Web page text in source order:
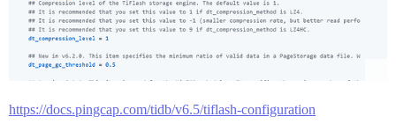
https://docs.pingcap.com/tidb/v6.5/tiflash-configuration